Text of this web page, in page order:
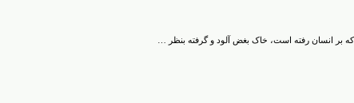
انسان رفته است، خاک بغض آلود و گرفته بنظر …